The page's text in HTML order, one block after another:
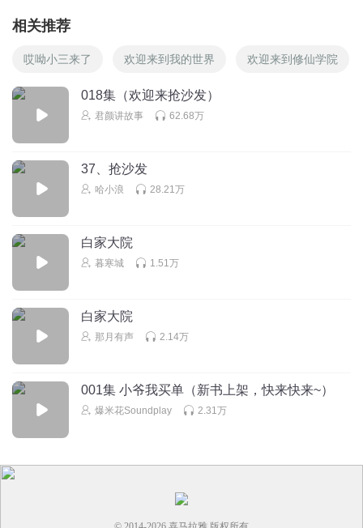
尔尔额外
不错哟！
身168姿撩人
继续这种风格
回复 2023-07-28
相关推荐
哎呦小三来了 欢迎来到我的世界 欢迎来到修仙学院
018集（欢迎来抢沙发）
君颜讲故事 62.68万
37、抢沙发
哈小浪 28.21万
白家大院
暮寒城 1.51万
白家大院
那月有声 2.14万
001集 小爷我买单（新书上架，快来快来~）
爆米花Soundplay 2.31万